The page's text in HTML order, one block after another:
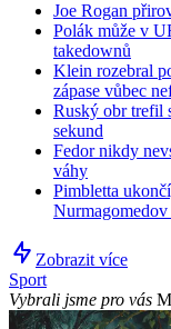
Joe Rogan
Polák může v
takedownů
Klein rozebral
zápase vůbec
Ruský obr trefil
sekund
Fedor nikdy
váhy
Pimbletta
Zobrazit více
Sport
Vybrali jsme pro vás